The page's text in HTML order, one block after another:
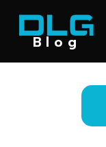
Blog